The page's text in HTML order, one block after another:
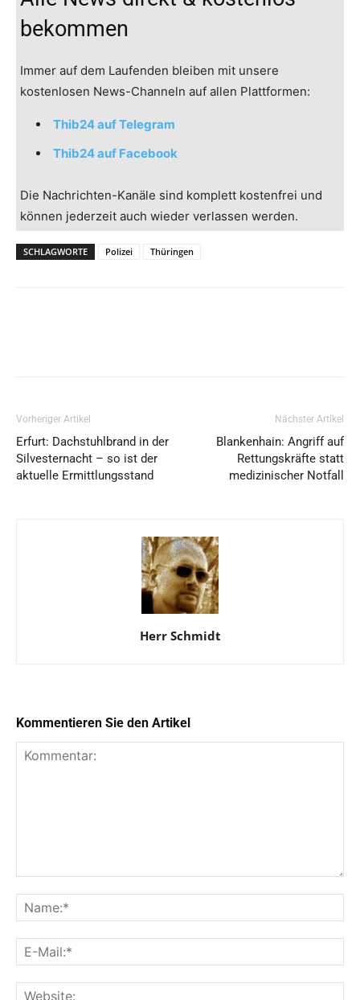
bekommen
Immer auf dem Laufenden bleiben mit unsere
kostenlosen News-Channeln auf allen Plattformen:
Thib24 auf Telegram
Thib24 auf Facebook
Die Nachrichten-Kanäle sind komplett kostenfrei und
können jederzeit auch wieder verlassen werden.
SCHLAGWORTE Polizei Thüringen
Vorheriger Artikel
Erfurt: Dachstuhlbrand in der
Silvesternacht – so ist der
aktuelle Ermittlungsstand
Nächster Artikel
Blankenhain: Angriff auf
Rettungskräfte statt
medizinischer Notfall
Herr Schmidt
Kommentieren Sie den Artikel